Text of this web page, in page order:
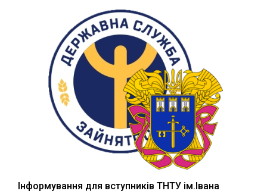
Інформування для вступників ТНТУ ім.Івана